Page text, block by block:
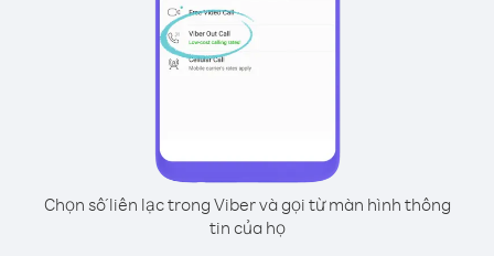
Chọn số liên lạc trong Viber và gọi từ màn hình thông
tin của họ